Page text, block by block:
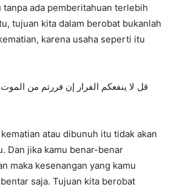
ada pemberitahuan terlebih
tujuan kita dalam berobat bukanlah
karena usaha seperti itu
قل لا ينفعكم الفرار إن فررتم من الموت
atau dibunuh itu tidak akan
Dan jika kamu benar-benar
maka kesenangan yang kamu
saja. Tujuan kita berobat